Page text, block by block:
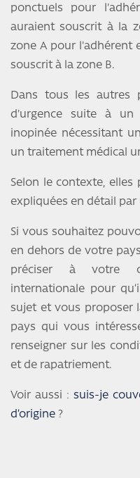
ponctuels pour
auraient souscrit à la
zone A pour l'adhérent
souscrit à la zone B.
Dans tous les autres
d'urgence suite à
inopinée nécessitant
un traitement médical
Selon le contexte, elles
expliquées en détail par
Si vous souhaitez
en dehors de votre
préciser à votre
internationale pour
sujet et vous proposer
pays qui vous
renseigner sur les
et de rapatriement.
Voir aussi : suis-je
d’origine ?